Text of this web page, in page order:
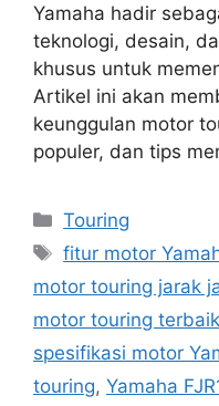
Yamaha hadir
teknologi, desain,
khusus untuk
Artikel ini akan
keunggulan motor
populer, dan tips
Kategori
Touring
Tag
fitur motor
motor touring jarak
motor touring terbaik
spesifikasi motor
touring, Yamaha